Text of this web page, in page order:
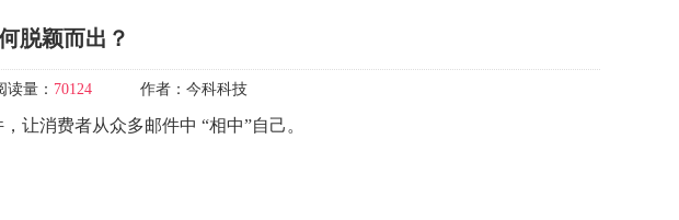
脱颖而出？
读量： 70124 作者： 今科科技
让消费者从众多邮件中 “相中”自己。